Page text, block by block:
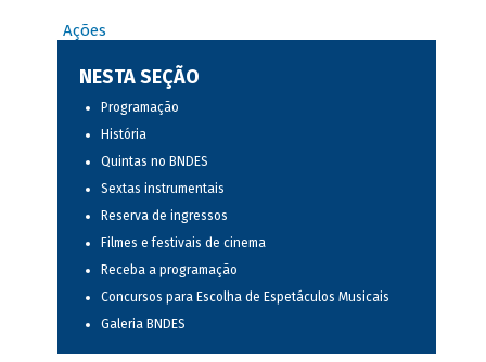
Ações
NESTA SEÇÃO
Programação
História
Quintas no BNDES
Sextas instrumentais
Reserva de ingressos
Filmes e festivais de cinema
Receba a programação
Concursos para Escolha de Espetáculos Musicais
Galeria BNDES